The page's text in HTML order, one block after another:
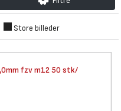
Store billeder
fzvm12 50 stk/